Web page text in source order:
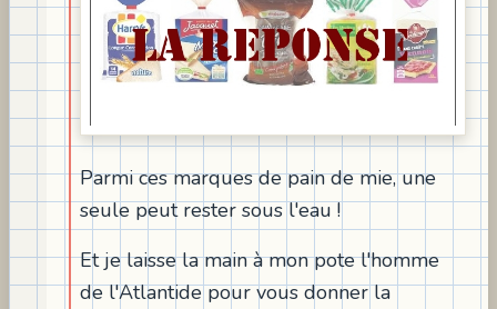
Parmi ces marques de pain de mie, une
seule peut rester sous l'eau !
Et je laisse la main à mon pote l'homme
de l'Atlantide pour vous donner la